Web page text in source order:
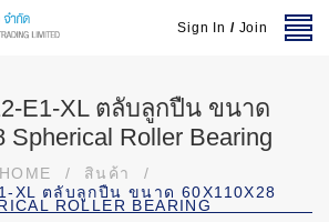
Sign In / Join
E1-XL ตลับลูกปืน ขนาด
Spherical Roller Bearing
HOME / สินค้า
/
XL ตลับลูกปืน ขนาด 60X110X28
ROLLER BEARING